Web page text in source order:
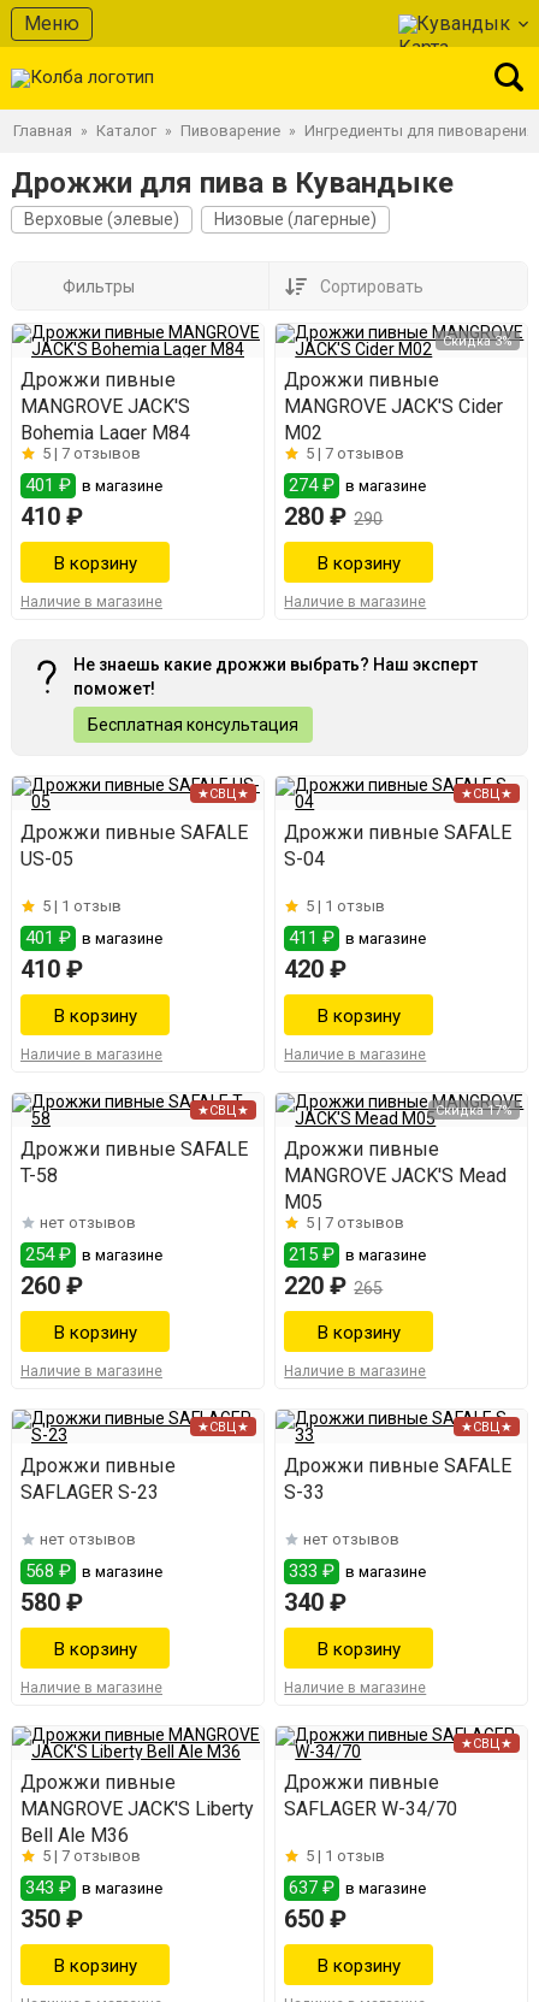
Меню Кувандык
Главная » Каталог » Пивоварение » Ингредиенты для пивоварения
Дрожжи для пива в Кувандыке
Верховые (элевые) Низовые (лагерные)
Фильтры Сортировать
Дрожжи пивные
MANGROVE JACK'S
Bohemia Lager M84
5 | 7 отзывов
401 ₽ в магазине
410 ₽
Наличие в магазине
Скидка 3%
Дрожжи пивные
MANGROVE JACK'S Cider
M02
5 |7 отзывов
274 ₽ в магазине
280 ₽ 290
Наличие в магазине
Не знаешь какие дрожжи выбрать? Наш эксперт
поможет!
Бесплатная консультация
★СВЦ★
Дрожжи пивные SAFALE
US-05
5 | 1 отзыв
401 ₽ в магазине
410 ₽
Наличие в магазине
★СВЦ★
Дрожжи пивные SAFALE
S-04
5 | 1 отзыв
411 ₽ в магазине
420 ₽
Наличие в магазине
★СВЦ★
Дрожжи пивные SAFALE
T-58
нет отзывов
254 ₽ в магазине
260 ₽
Наличие в магазине
Скидка 17%
Дрожжи пивные
MANGROVE JACK'S Mead
M05
5 |7 отзывов
215 ₽ в магазине
220 ₽ 265
Наличие в магазине
★СВЦ★
Дрожжи пивные
SAFLAGER S-23
нет отзывов
568 ₽ в магазине
580 ₽
Наличие в магазине
★СВЦ★
Дрожжи пивные SAFALE
S-33
нет отзывов
333 ₽ в магазине
340 ₽
Наличие в магазине
Дрожжи пивные
MANGROVE JACK'S Liberty
Bell Ale M36
5 | 7 отзывов
343 ₽ в магазине
350 ₽
★СВЦ★
Дрожжи пивные
SAFLAGER W-34/70
5 | 1 отзыв
637 ₽ в магазине
650 ₽